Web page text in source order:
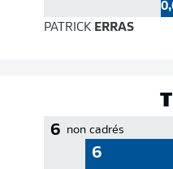
PATRICK ERRAS
6 non cadrés
6